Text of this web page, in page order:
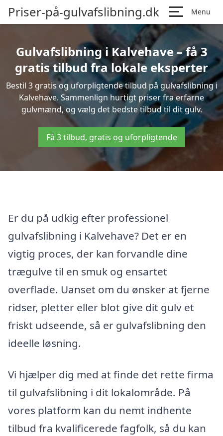
Priser-på-gulvafslibning.dk Menu
Gulvafslibning i Kalvehave – få 3
gratis tilbud fra lokale eksperter
Bestil 3 gratis og uforpligtende tilbud på gulvafslibning i
Kalvehave. Sammenlign hurtigt priser fra erfarne
gulvmænd, og vælg det bedste tilbud til dit gulv.
Få 3 tilbud, gratis og uforpligtende
Er du på udkig efter professionel
gulvafslibning i Kalvehave? Det er en
vigtig proces, der kan forvandle dine
trægulve til en smuk og ensartet
overflade. Uanset om du ønsker at fjerne
ridser, pletter eller blot give dit gulv et
friskt udseende, så er gulvafslibning den
ideelle løsning.
Vi hjælper dig med at finde det rette firma
til gulvafslibning i dit lokalområde. På
vores platform kan du nemt indhente
tilbud fra kvalificerede fagfolk, så du kan